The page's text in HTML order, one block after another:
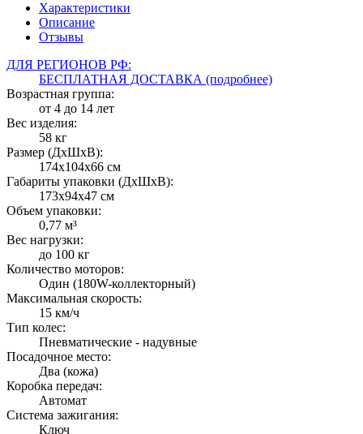
Характеристики
Описание
Отзывы
ДЛЯ РЕГИОНОВ РФ:
БЕСПЛАТНАЯ ДОСТАВКА (подробнее)
Возрастная группа:
от 4 до 14 лет
Вес изделия:
58 кг
Размер (ДxШxВ):
174x104x66 см
Габариты упаковки (ДxШxВ):
173x94x47 см
Объем упаковки:
0,77 м³
Вес нагрузки:
до 100 кг
Количество моторов:
Один (180W-коллекторный)
Максимальная скорость:
15 км/ч
Тип колес:
Пневматические - надувные
Посадочное место:
Два (кожа)
Коробка передач:
Автомат
Система зажигания:
Ключ